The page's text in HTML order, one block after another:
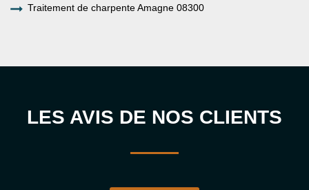
Traitement de charpente Amagne 08300
LES AVIS DE NOS CLIENTS